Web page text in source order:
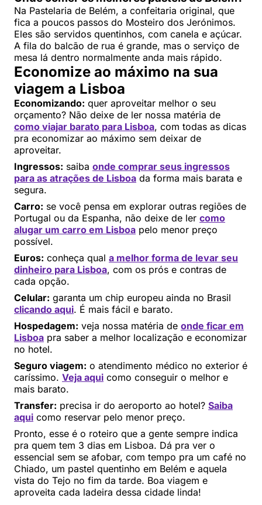
Na Pastelaria de Belém, a confeitaria original, que
fica a poucos passos do Mosteiro dos Jerónimos.
Eles são servidos quentinhos, com canela e açúcar.
A fila do balcão de rua é grande, mas o serviço de
mesa lá dentro normalmente anda mais rápido.
Economize ao máximo na sua
viagem a Lisboa
Economizando: quer aproveitar melhor o seu
orçamento? Não deixe de ler nossa matéria de
como viajar barato para Lisboa, com todas as dicas
pra economizar ao máximo sem deixar de
aproveitar.
Ingressos: saiba onde comprar seus ingressos
para as atrações de Lisboa da forma mais barata e
segura.
Carro: se você pensa em explorar outras regiões de
Portugal ou da Espanha, não deixe de ler como
alugar um carro em Lisboa pelo menor preço
possível.
Euros: conheça qual a melhor forma de levar seu
dinheiro para Lisboa, com os prós e contras de
cada opção.
Celular: garanta um chip europeu ainda no Brasil
clicando aqui. É mais fácil e barato.
Hospedagem: veja nossa matéria de onde ficar em
Lisboa pra saber a melhor localização e economizar
no hotel.
Seguro viagem: o atendimento médico no exterior é
caríssimo. Veja aqui como conseguir o melhor e
mais barato.
Transfer: precisa ir do aeroporto ao hotel? Saiba
aqui como reservar pelo menor preço.
Pronto, esse é o roteiro que a gente sempre indica
pra quem tem 3 dias em Lisboa. Dá pra ver o
essencial sem se afobar, com tempo pra um café no
Chiado, um pastel quentinho em Belém e aquela
vista do Tejo no fim da tarde. Boa viagem e
aproveita cada ladeira dessa cidade linda!